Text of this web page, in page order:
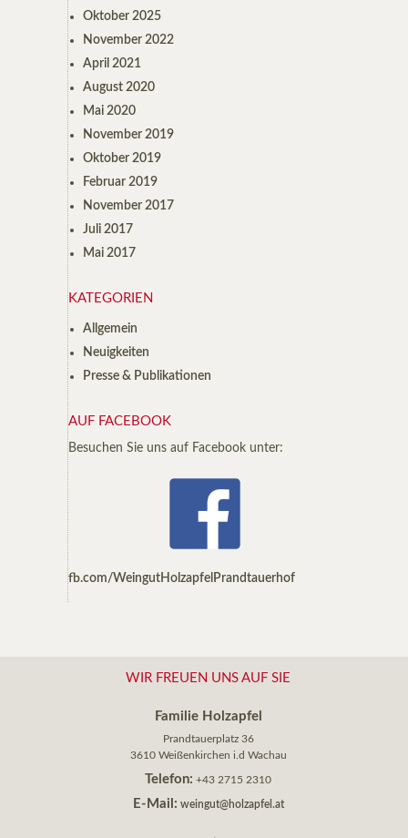
Oktober 2025
November 2022
April 2021
August 2020
Mai 2020
November 2019
Oktober 2019
Februar 2019
November 2017
Juli 2017
Mai 2017
KATEGORIEN
Allgemein
Neuigkeiten
Presse & Publikationen
AUF FACEBOOK
Besuchen Sie uns auf Facebook unter:
fb.com/WeingutHolzapfelPrandtauerhof
WIR FREUEN UNS AUF SIE
Familie Holzapfel
Prandtauerplatz 36
3610 Weißenkirchen i.d Wachau
Telefon: +43 2715 2310
E-Mail: weingut@holzapfel.at